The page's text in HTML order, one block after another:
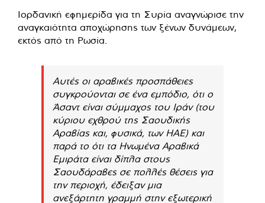
Ιορδανική εφημερίδα για τη Συρία αναγνώρισε την
αναγκαιότητα αποχώρησης των ξένων δυνάμεων,
εκτός από τη Ρωσία.
Αυτές οι αραβικές προσπάθειες
συγκρούονται σε ένα εμπόδιο, ότι ο
Άσαντ είναι σύμμαχος του Ιράν (του
κύριου εχθρού της Σαουδικής
Αραβίας και, φυσικά, των ΗΑΕ) και
παρά το ότι τα Ηνωμένα Αραβικά
Εμιράτα είναι δίπλα στους
Σαουδάραβες σε πολλές θέσεις για
την περιοχή, έδειξαν μια
ανεξάρτητη γραμμή στην εξωτερική